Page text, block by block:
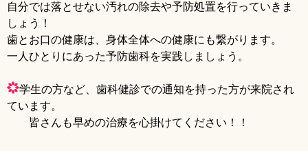
自分では落とせない汚れの除去や予防処置を行っていきま
しょう！
歯とお口の健康は、身体全体への健康にも繋がります。
一人ひとりにあった予防歯科を実践しましょう。
学生の方など、歯科健診での通知を持った方が来院され
ています。
皆さんも早めの治療を心掛けてください！！